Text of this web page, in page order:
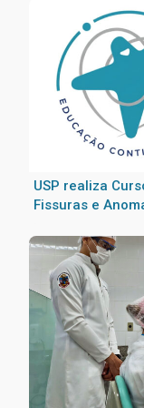
USP realiza
Fissuras e